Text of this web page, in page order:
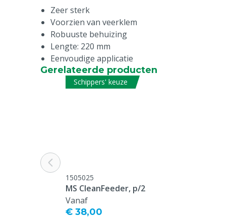
Zeer sterk
Voorzien van veerklem
Robuuste behuizing
Lengte: 220 mm
Eenvoudige applicatie
Gerelateerde producten
Schippers' keuze
1505025
MS CleanFeeder, p/2
Vanaf
€ 38,00